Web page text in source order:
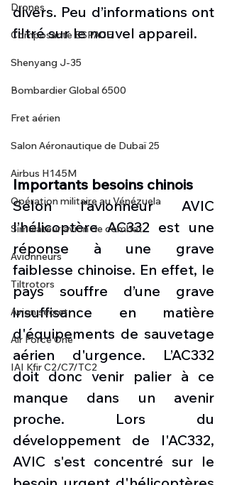
Drones
Composante ESPACE
Shenyang J-35
Bombardier Global 6500
Fret aérien
Salon Aéronautique de Dubaï 25
Airbus H145M
Opération militaire au Vénézuela
Simulateur avion de combat
Avionneurs
Tiltrotors
Avion secret
Air Force One
IAI Kfir C2/C7/TC2
divers. Peu d’informations ont
filtré sur le nouvel appareil.
Importants besoins chinois
Selon l’avionneur AVIC
l’hélicoptère AC332 est une
réponse à une grave
faiblesse chinoise. En effet, le
pays souffre d’une grave
insuffisance en matière
d'équipements de sauvetage
aérien d'urgence. L’AC332
doit donc venir palier à ce
manque dans un avenir
proche. Lors du
développement de l'AC332,
AVIC s'est concentré sur le